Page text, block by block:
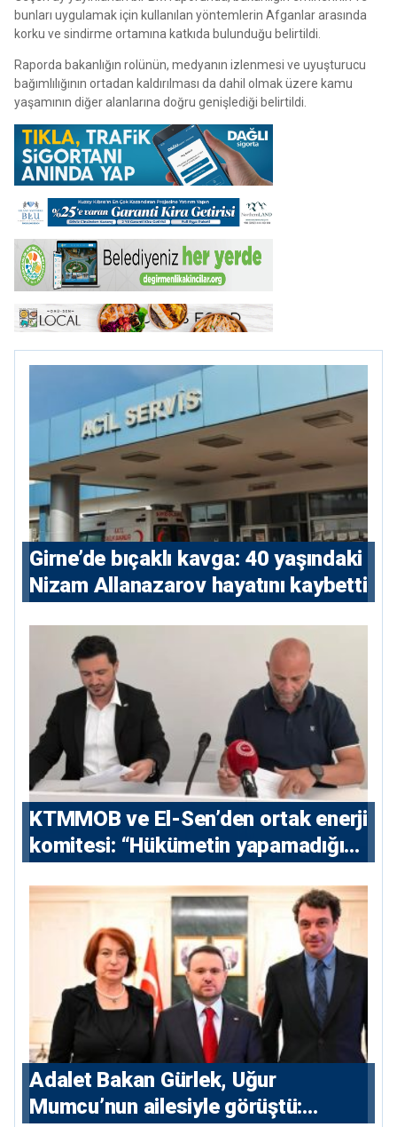
bunları uygulamak için kullanılan yöntemlerin Afganlar arasında
korku ve sindirme ortamına katkıda bulunduğu belirtildi.
Raporda bakanlığın rolünün, medyanın izlenmesi ve uyuşturucu
bağımlılığının ortadan kaldırılması da dahil olmak üzere kamu
yaşamının diğer alanlarına doğru genişlediği belirtildi.
Girne’de bıçaklı kavga: 40 yaşındaki
Nizam Allanazarov hayatını kaybetti
KTMMOB ve El-Sen’den ortak enerji
komitesi: “Hükümetin yapamadığını
Adalet Bakan Gürlek, Uğur
Mumcu’nun ailesiyle görüştü: